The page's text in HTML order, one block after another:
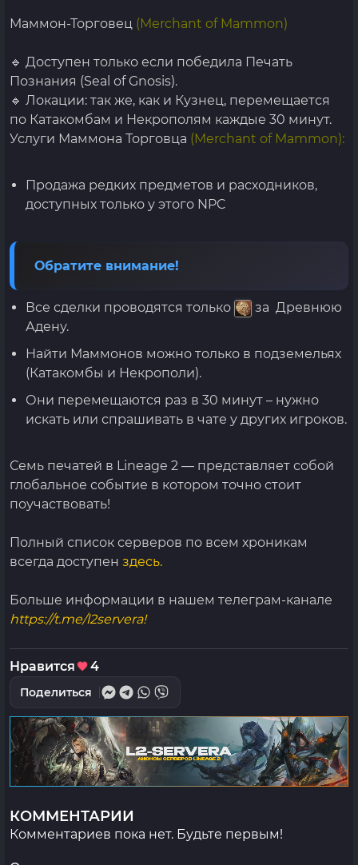
Маммон-Торговец (Merchant of Mammon)
🔹 Доступен только если победила Печать
Познания (Seal of Gnosis).
🔹 Локации: так же, как и Кузнец, перемещается
по Катакомбам и Некрополям каждые 30 минут.
Услуги Маммона Торговца (Merchant of Mammon):
Продажа редких предметов и расходников,
доступных только у этого NPC
Обратите внимание!
Все сделки проводятся только
за Древнюю
Адену.
Найти Маммонов можно только в подземельях
(Катакомбы и Некрополи).
Они перемещаются раз в 30 минут – нужно
искать или спрашивать в чате у других игроков.
Семь печатей в Lineage 2 — представляет собой
глобальное событие в котором точно стоит
поучаствовать!
Полный список серверов по всем хроникам
всегда доступен здесь.
Больше информации в нашем телеграм-канале
https://t.me/l2servera!
Нравится 4
Поделиться
КОММЕНТАРИИ
Комментариев пока нет. Будьте первым!